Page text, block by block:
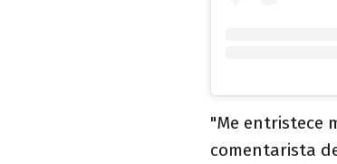
"Me entristece
comentarista